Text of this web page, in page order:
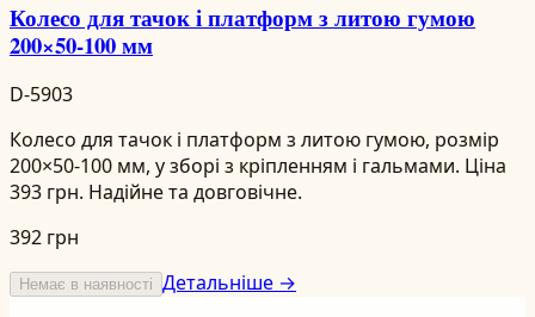
Колесо для тачок і платформ з литою гумою
200×50-100 мм
D-5903
Колесо для тачок і платформ з литою гумою, розмір
200×50-100 мм, у зборі з кріпленням і гальмами. Ціна
393 грн. Надійне та довговічне.
392 грн
Немає в наявності Детальніше →